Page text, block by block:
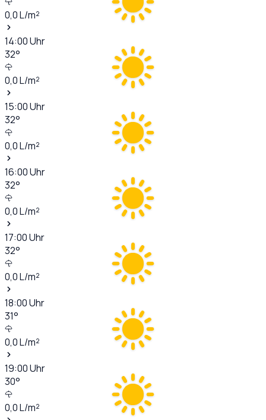
0,0L/m²
14:00Uhr
32°
0,0L/m²
15:00Uhr
32°
0,0L/m²
16:00Uhr
32°
0,0L/m²
17:00Uhr
32°
0,0L/m²
18:00Uhr
31°
0,0L/m²
19:00Uhr
30°
0,0L/m²